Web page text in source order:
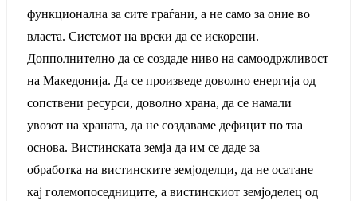
функционална за сите граѓани, а не само за оние во
власта. Системот на врски да се искорени.
Допполнително да се создаде ниво на самоодржливост
на Македонија. Да се произведе доволно енергија од
сопствени ресурси, доволно храна, да се намали
увозот на храната, да не создаваме дефицит по таа
основа. Вистинската земја да им се даде за
обработка на вистинските земјоделци, да не осатане
кај големопоседниците, а вистинскиот земјоделец од